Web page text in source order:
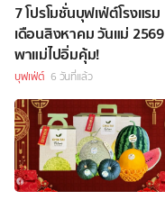
7 โปรโมชั่นบุฟเฟ่ต์โรงแรม
เดือนสิงหาคม วันแม่ 2569
พาแม่ไปอิ่มคุ้ม!
บุฟเฟ่ต์ 6 วันที่แล้ว